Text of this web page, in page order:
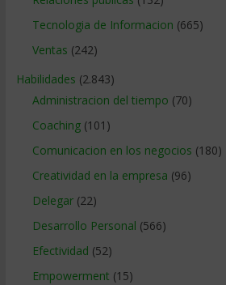
Tecnologia de Informacion (665)
Ventas (242)
Habilidades (2.843)
Administracion del tiempo (70)
Coaching(101)
Comunicacion en los negocios (180)
Creatividad en la empresa (96)
Delegar(22)
Desarrollo Personal (566)
Efectividad (52)
Empowerment (15)